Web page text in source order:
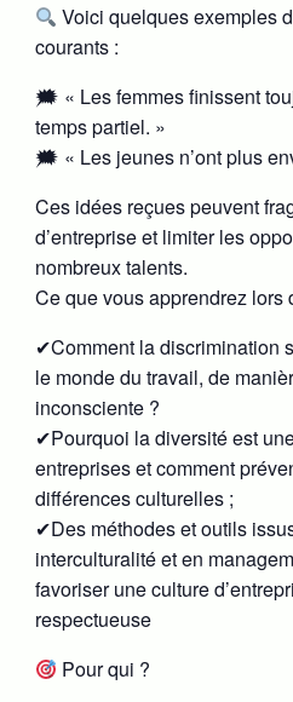
Voici quelques exemples
courants :
🗯 « Les femmes finissent
temps partiel. »
🗯 « Les jeunes n’ont plus
Ces idées reçues peuvent
d’entreprise et limiter les
nombreux talents.
Ce que vous apprendrez lors
✔Comment la discrimination
le monde du travail, de
inconsciente ?
✔Pourquoi la diversité est
entreprises et comment
différences culturelles ;
✔Des méthodes et outils
interculturalité et en
favoriser une culture
respectueuse
Pour qui ?